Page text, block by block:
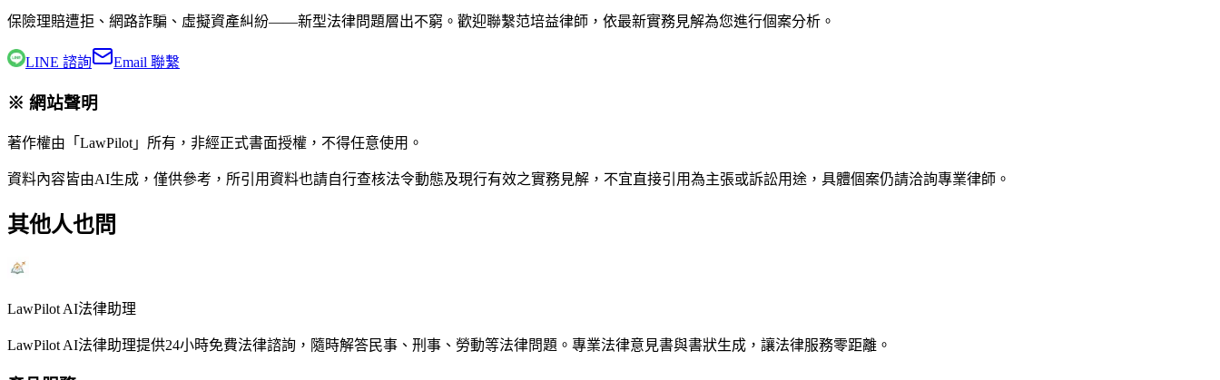
保險理賠遭拒、網路詐騙、虛擬資產糾紛——新型法律問題層出不窮。歡迎聯繫范培益律師 ，依最新實務見解為您進行個案分析。
LINE 諮詢 Email 聯繫
※ 網站聲明
著作權由「LawPilot」所有，非經正式書面授權，不得任意使用。
資料內容皆由AI生成，僅供參考，所引用資料也請自行查核法令動態及現行有效之實務見解，不宜直接引用為主張或訴訟用途，具體個案仍請洽詢專業律師。
其他人也問
LawPilot AI法律助理
LawPilot AI法律助理提供24小時免費法律諮詢，隨時解答民事、刑事、勞動等法律問題。專業法律意見書與書狀生成，讓法律服務零距離。